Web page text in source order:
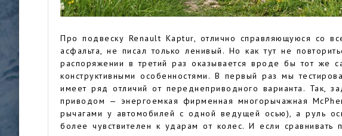
Про подвеску Renault Kaptur, отлично справляющуюся со
асфальта, не писал только ленивый. Но как тут не
распоряжении в третий раз оказывается вроде бы тот же
конструктивными особенностями. В первый раз мы
имеет ряд отличий от переднеприводного варианта. Так,
приводом — энергоемкая фирменная многорычажная
рычагами у автомобилей с одной ведущей осью), а руль
более чувствителен к ударам от колес. И если